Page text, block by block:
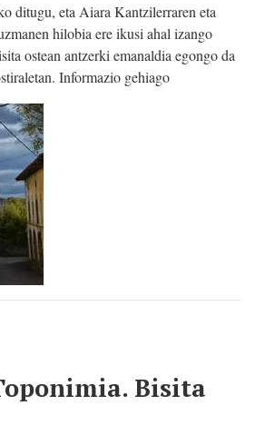
ditugu, eta Aiara Kantzilerraren eta
hilobia ere ikusi ahal izango
ostean antzerki emanaldia egongo da
Informazio gehiago
Bisita